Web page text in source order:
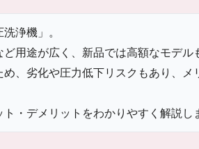
浄機」。
用途が広く、新品では高額なモデル
、劣化や圧力低下リスクもあり、
・デメリットをわかりやすく解説し